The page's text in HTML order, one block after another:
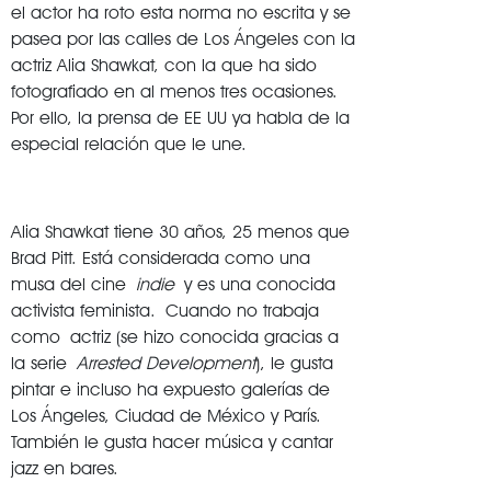
el actor ha roto esta norma no escrita y se
pasea por las calles de Los Ángeles con la
actriz Alia Shawkat, con la que ha sido
fotografiado en al menos tres ocasiones.
Por ello, la prensa de EE UU ya habla de la
especial relación que le une.
Alia Shawkat tiene 30 años, 25 menos que
Brad Pitt. Está considerada como una
musa del cine indiey es una conocida
activista feminista. Cuando no trabaja
como actriz (se hizo conocida gracias a
la serieArrested Development), le gusta
pintar e incluso ha expuesto galerías de
Los Ángeles, Ciudad de México y París.
También le gusta hacer música y cantar
jazz en bares.